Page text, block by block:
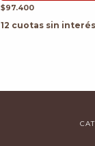
$97.400
12 cuotas sin